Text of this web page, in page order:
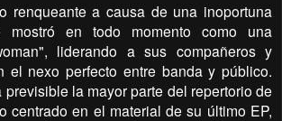
renqueante a causa de una inoportuna
mostró en todo momento como una
liderando a sus compañeros y
el nexo perfecto entre banda y público.
la mayor parte del repertorio de
centrado en el material de su último EP,